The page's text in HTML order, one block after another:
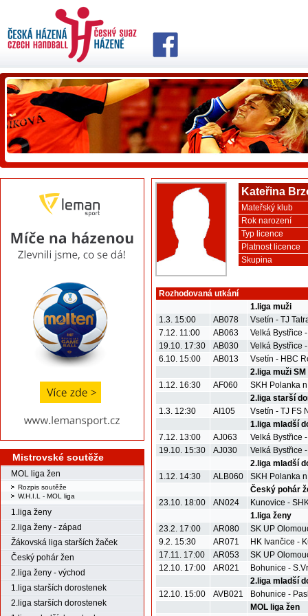
Mistrovské soutěže
MOL liga žen
Rozpis soutěže
W.H.I.L - MOL liga
1.liga ženy
2.liga ženy - západ
Žákovská liga starších žaček
Český pohár žen
2.liga ženy - východ
1.liga starších dorostenek
2.liga starších dorostenek
Kateřina
Mateřský klub
Rok narození
Typ licence
Platnost licence
Skupina
Rozhodovaná utkání
1.liga muži
1.3. 15:00
AB078
Vsetín - TJ
7.12. 11:00
AB063
Velká Bystřice
19.10. 17:30
AB030
Velká Bystřice
6.10. 15:00
AB013
Vsetín - HBC
2.liga muži SM
1.12. 16:30
AF060
SKH Polanka
2.liga starší
1.3. 12:30
AI105
Vsetín - TJ FS
1.liga mladší
7.12. 13:00
AJ063
Velká Bystřice
19.10. 15:30
AJ030
Velká Bystřice
2.liga mladší
1.12. 14:30
ALB060
SKH Polanka
Český pohár
23.10. 18:00
AN024
Kunovice -
1.liga ženy
23.2. 17:00
AR080
SK UP
9.2. 15:30
AR071
HK Ivančice -
17.11. 17:00
AR053
SK UP
12.10. 17:00
AR021
Bohunice -
2.liga mladší
12.10. 15:00
AVB021
Bohunice -
MOL liga žen